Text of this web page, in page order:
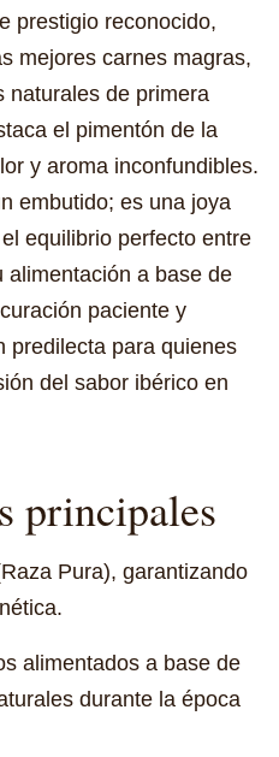
prestigio reconocido,
mejores carnes magras,
naturales de primera
el pimentón de la
y aroma inconfundibles.
embutido; es una joya
equilibrio perfecto entre
alimentación a base de
paciente y
predilecta para quienes
del sabor ibérico en
principales
Pura), garantizando
alimentados a base de
durante la época